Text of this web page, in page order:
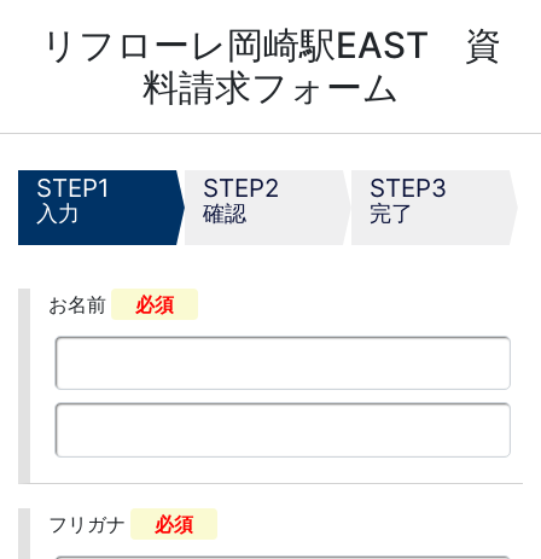
リフローレ岡崎駅EAST 資
料請求フォーム
1
入力
2
確認
3
完了
お名前 必須
フリガナ 必須